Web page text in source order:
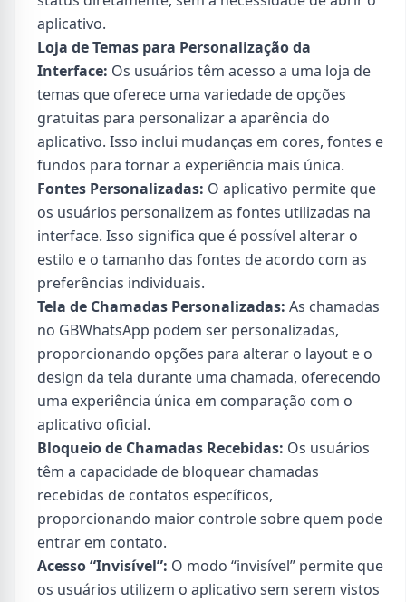
aplicativo.
Loja de Temas para Personalização da
Interface: Os usuários têm acesso a uma loja de
temas que oferece uma variedade de opções
gratuitas para personalizar a aparência do
aplicativo. Isso inclui mudanças em cores, fontes e
fundos para tornar a experiência mais única.
Fontes Personalizadas: O aplicativo permite que
os usuários personalizem as fontes utilizadas na
interface. Isso significa que é possível alterar o
estilo e o tamanho das fontes de acordo com as
preferências individuais.
Tela de Chamadas Personalizadas: As chamadas
no GBWhatsApp podem ser personalizadas,
proporcionando opções para alterar o layout e o
design da tela durante uma chamada, oferecendo
uma experiência única em comparação com o
aplicativo oficial.
Bloqueio de Chamadas Recebidas: Os usuários
têm a capacidade de bloquear chamadas
recebidas de contatos específicos,
proporcionando maior controle sobre quem pode
entrar em contato.
Acesso “Invisível”: O modo “invisível” permite que
os usuários utilizem o aplicativo sem serem vistos